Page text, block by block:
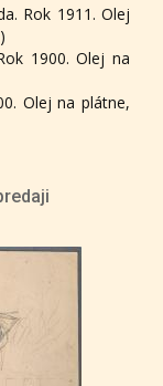
Rok 1911. Olej
1900. Olej na
Olej na plátne,